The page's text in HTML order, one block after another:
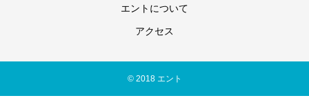
エントについて
アクセス
© 2018 エント